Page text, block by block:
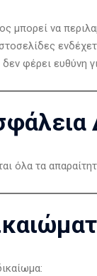
μπορεί να
δεν φέρει ευθύνη
όλα τα